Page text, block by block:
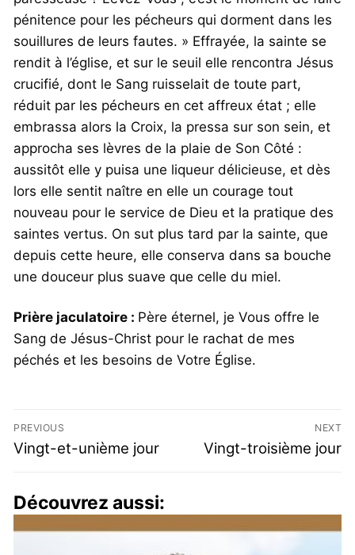
pénitence pour les pécheurs qui dorment dans les
souillures de leurs fautes. » Effrayée, la sainte se
rendit à l’église, et sur le seuil elle rencontra Jésus
crucifié, dont le Sang ruisselait de toute part,
réduit par les pécheurs en cet affreux état ; elle
embrassa alors la Croix, la pressa sur son sein, et
approcha ses lèvres de la plaie de Son Côté :
aussitôt elle y puisa une liqueur délicieuse, et dès
lors elle sentit naître en elle un courage tout
nouveau pour le service de Dieu et la pratique des
saintes vertus. On sut plus tard par la sainte, que
depuis cette heure, elle conserva dans sa bouche
une douceur plus suave que celle du miel.
Prière jaculatoire : Père éternel, je Vous offre le
Sang de Jésus-Christ pour le rachat de mes
péchés et les besoins de Votre Église.
PREVIOUS
Vingt-et-unième jour
NEXT
Vingt-troisième jour
Découvrez aussi: